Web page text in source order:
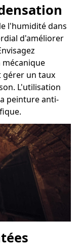
l'humidité dans
d'améliorer
gérer un taux
L'utilisation
peinture anti-